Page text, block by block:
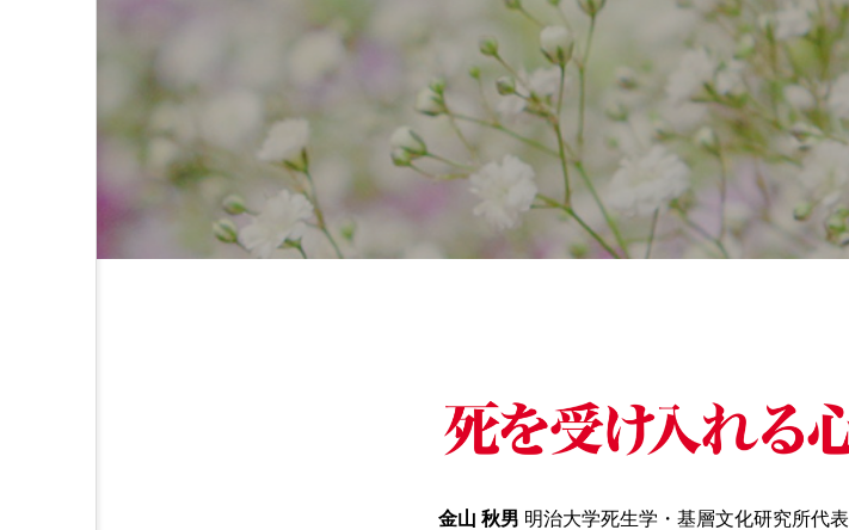
金山 秋男 明治大学死生学・基層文化研究所代表